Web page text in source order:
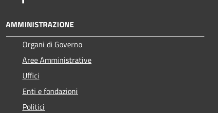
AMMINISTRAZIONE
Organi di Governo
Aree Amministrative
Uffici
Enti e fondazioni
Politici